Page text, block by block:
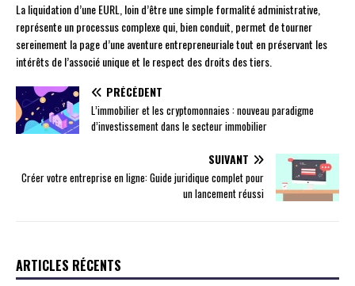
La liquidation d’une EURL, loin d’être une simple formalité administrative,
représente un processus complexe qui, bien conduit, permet de tourner
sereinement la page d’une aventure entrepreneuriale tout en préservant les
intérêts de l’associé unique et le respect des droits des tiers.
PRÉCÉDENT
L’immobilier et les cryptomonnaies : nouveau paradigme
d’investissement dans le secteur immobilier
SUIVANT
Créer votre entreprise en ligne: Guide juridique complet pour
un lancement réussi
ARTICLES RÉCENTS